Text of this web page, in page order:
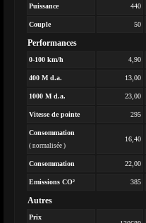
Puissance 440
Couple 50
Performances
0-100 km/h 4,90
400 M d.a. 13,00
1000 M d.a. 23,00
Vitesse de pointe 295
Consommation
( normalisée )
16,40
Consommation 22,00
Emissions CO² 385
Autres
Prix